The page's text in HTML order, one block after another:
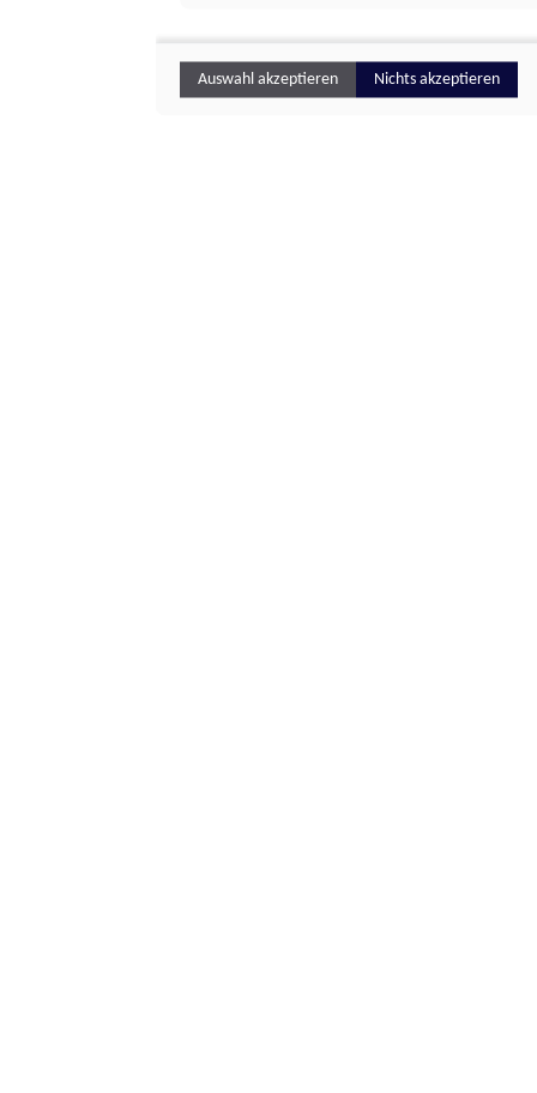
Auswahl akzeptieren Nichts akzeptieren